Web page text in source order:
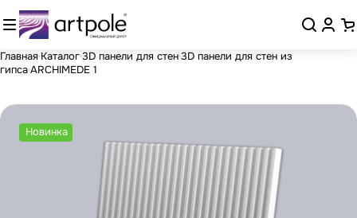
Главная Каталог3D панели для стен3D панели для стен из
гипсаARCHIMEDE 1
Новинка